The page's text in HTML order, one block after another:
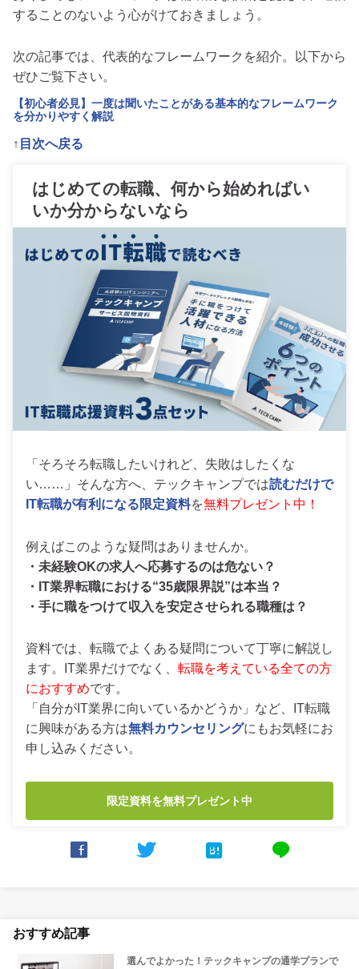
することのないよう心がけておきましょう。
次の記事では、代表的なフレームワークを紹介。以下から
ぜひご覧下さい。
【初心者必見】一度は聞いたことがある基本的なフレームワーク
を分かりやすく解説
↑目次へ戻る
はじめての転職、何から始めればい
いか分からないなら
「そろそろ転職したいけれど、失敗はしたくな
い……」そんな方へ、テックキャンプでは読むだけで
IT転職が有利になる限定資料を無料プレゼント中！
例えばこのような疑問はありませんか。
・未経験OKの求人へ応募するのは危ない？
・IT業界転職における“35歳限界説”は本当？
・手に職をつけて収入を安定させられる職種は？
資料では、転職でよくある疑問について丁寧に解説し
ます。IT業界だけでなく、 転職を考えている全ての方
におすすめです。
「自分がIT業界に向いているかどうか」など、IT転職
に興味がある方は無料カウンセリングにもお気軽にお
申し込みください。
限定資料を無料プレゼント中
   line
おすすめ記事
選んでよかった！テックキャンプの通学プランで